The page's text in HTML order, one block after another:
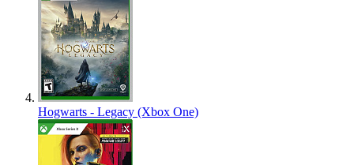
Hogwarts - Legacy (Xbox One)